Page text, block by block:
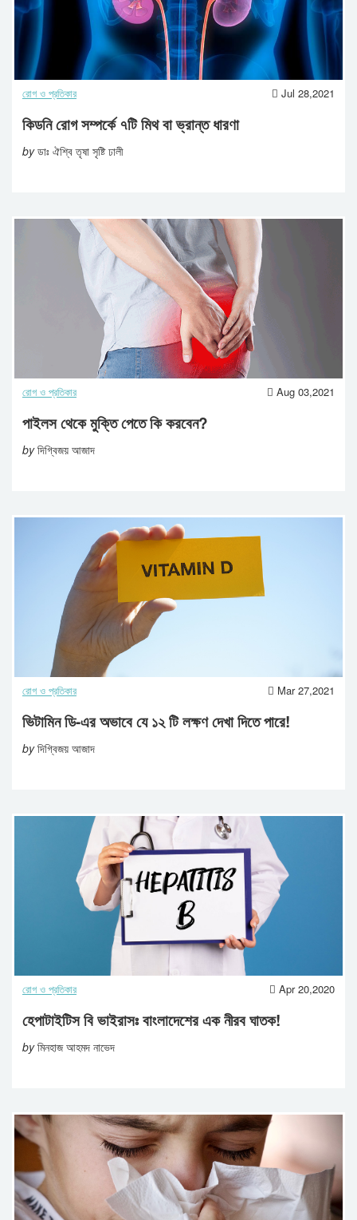
রোগ ও প্রতিকার Jul 28,2021
কিডনি রোগ সম্পর্কে ৭টি মিথ বা ভ্রান্ত ধারণা
byডাঃ ঐশ্বি তৃষা সৃষ্টি ঢালী
রোগ ও প্রতিকার Aug 03,2021
পাইলস থেকে মুক্তি পেতে কি করবেন?
byদিগ্বিজয় আজাদ
রোগ ও প্রতিকার Mar 27,2021
ভিটামিন ডি-এর অভাবে যে ১২ টি লক্ষণ দেখা দিতে পারে!
byদিগ্বিজয় আজাদ
রোগ ও প্রতিকার Apr 20,2020
হেপাটাইটিস বি ভাইরাসঃ বাংলাদেশের এক নীরব ঘাতক!
byমিনহাজ আহমদ নাভেদ